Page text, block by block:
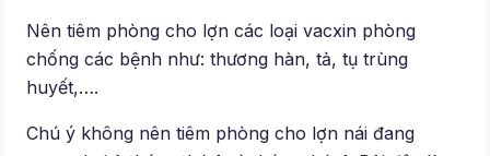
Nên tiêm phòng cho lợn các loại vacxin phòng
chống các bệnh như: thương hàn, tả, tụ trùng
huyết,….
Chú ý không nên tiêm phòng cho lợn nái đang